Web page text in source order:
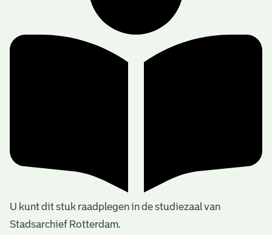
U kunt dit stuk raadplegen in de studiezaal van
Stadsarchief Rotterdam.